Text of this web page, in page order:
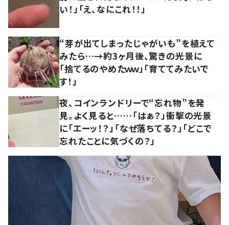
い！」「え、なにこれ！！」
“芽が出てしまったじゃがいも”を植えて
みたら…→約3ヶ月後、驚きの光景に
「捨てるのやめたｗｗ」「育ててみたいで
す！」
夜、コインランドリーで“忘れ物”を発
見。よく見ると……「はぁ？」衝撃の光景
に「エーッ！？」「なぜ落ちてる？」「どこで
忘れたことに気づくの？」